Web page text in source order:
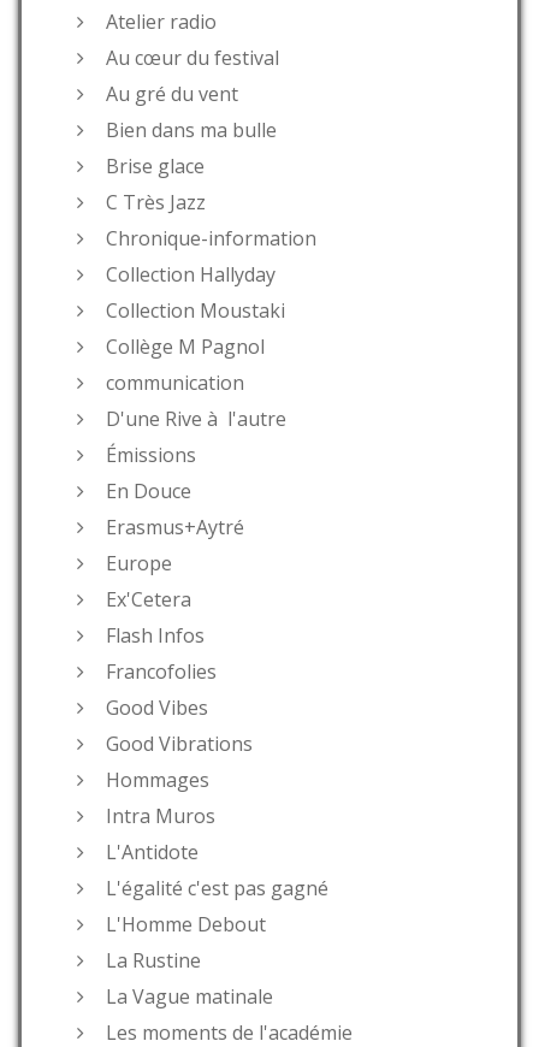
Atelier radio
Au cœur du festival
Au gré du vent
Bien dans ma bulle
Brise glace
C Très Jazz
Chronique-information
Collection Hallyday
Collection Moustaki
Collège M Pagnol
communication
D'une Rive à l'autre
Émissions
En Douce
Erasmus+Aytré
Europe
Ex'Cetera
Flash Infos
Francofolies
Good Vibes
Good Vibrations
Hommages
Intra Muros
L'Antidote
L'égalité c'est pas gagné
L'Homme Debout
La Rustine
La Vague matinale
Les moments de l'académie